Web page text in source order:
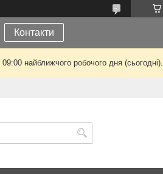
Контакти
найближчого робочого дня (сьогодні).